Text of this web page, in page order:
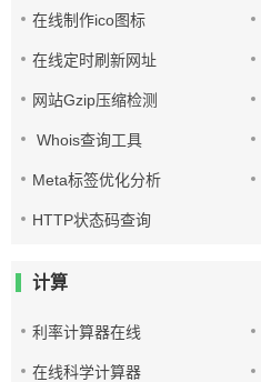
在线制作ico图标
在线定时刷新网址
网站Gzip压缩检测
Whois查询工具
Meta标签优化分析
HTTP状态码查询
计算
利率计算器在线
在线科学计算器